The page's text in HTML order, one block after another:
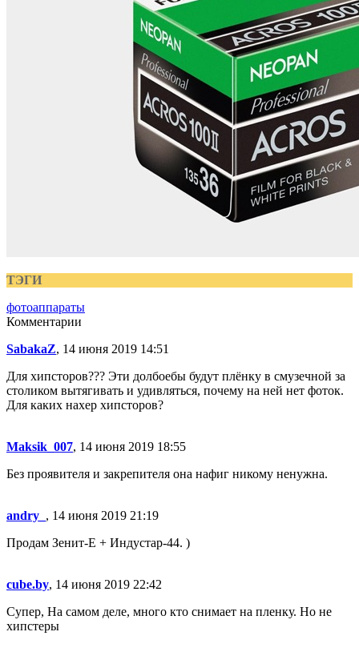
ТЭГИ
фотоаппараты
Комментарии
SabakaZ, 14 июня 2019 14:51
Для хипсторов??? Эти долбоебы будут плёнку в смузечной за
столиком вытягивать и удивляться, почему на ней нет фоток.
Для каких нахер хипсторов?
Maksik_007, 14 июня 2019 18:55
Без проявителя и закрепителя она нафиг никому ненужна.
andry_ , 14 июня 2019 21:19
Продам Зенит-Е + Индустар-44. )
cube.by, 14 июня 2019 22:42
Супер, На самом деле, много кто снимает на пленку. Но не
хипстеры